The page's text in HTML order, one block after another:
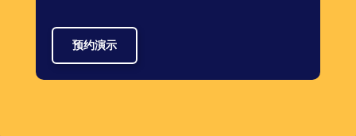
预约演示